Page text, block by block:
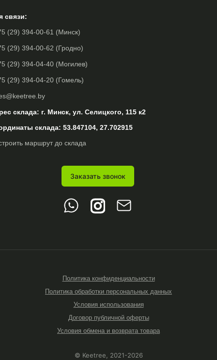
связи:
(29) 394-00-61 (Минск)
(29) 394-00-62 (Гродно)
(29) 394-04-40 (Могилев)
(29) 394-04-20 (Гомель)
склада: г. Минск, ул. Селицкого, 115 к2
склада: 53.847104, 27.702915
маршрут до склада
Заказать звонок
Политика конфиденциальности
Политика обработки персональных данных
Условия использования
Договор публичной оферты
Условия обмена и возврата товара
© Keetree, 2021-2026